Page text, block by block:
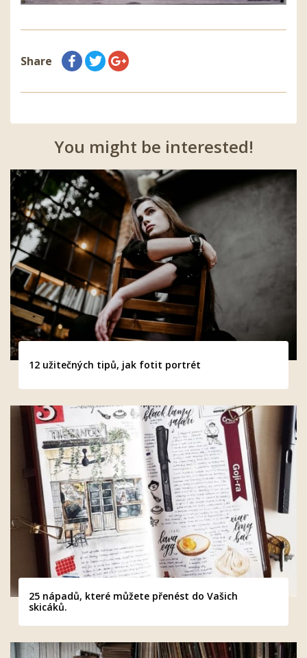
Share
You might be interested!
12 užitečných tipů, jak fotit portrét
25 nápadů, které můžete přenést do Vašich
skicáků.